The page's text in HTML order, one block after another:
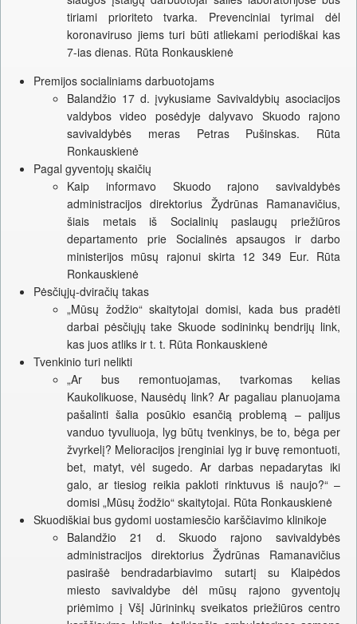
tiriami prioriteto tvarka. Prevenciniai tyrimai dėl
koronaviruso jiems turi būti atliekami periodiškai kas
7-ias dienas. Rūta Ronkauskienė
Premijos socialiniams darbuotojams
Balandžio 17 d. įvykusiame Savivaldybių asociacijos
valdybos video posėdyje dalyvavo Skuodo rajono
savivaldybės meras Petras Pušinskas. Rūta
Ronkauskienė
Pagal gyventojų skaičių
Kaip informavo Skuodo rajono savivaldybės
administracijos direktorius Žydrūnas Ramanavičius,
šiais metais iš Socialinių paslaugų priežiūros
departamento prie Socialinės apsaugos ir darbo
ministerijos mūsų rajonui skirta 12 349 Eur. Rūta
Ronkauskienė
Pėsčiųjų-dviračių takas
„Mūsų žodžio“ skaitytojai domisi, kada bus pradėti
darbai pėsčiųjų take Skuode sodininkų bendrijų link,
kas juos atliks ir t. t. Rūta Ronkauskienė
Tvenkinio turi nelikti
„Ar bus remontuojamas, tvarkomas kelias
Kaukolikuose, Nausėdų link? Ar pagaliau planuojama
pašalinti šalia posūkio esančią problemą – palijus
vanduo tyvuliuoja, lyg būtų tvenkinys, be to, bėga per
žvyrkelį? Melioracijos įrenginiai lyg ir buvę remontuoti,
bet, matyt, vėl sugedo. Ar darbas nepadarytas iki
galo, ar tiesiog reikia pakloti rinktuvus iš naujo?“ –
domisi „Mūsų žodžio“ skaitytojai. Rūta Ronkauskienė
Skuodiškiai bus gydomi uostamiesčio karščiavimo klinikoje
Balandžio 21 d. Skuodo rajono savivaldybės
administracijos direktorius Žydrūnas Ramanavičius
pasirašė bendradarbiavimo sutartį su Klaipėdos
miesto savivaldybe dėl mūsų rajono gyventojų
priėmimo į VšĮ Jūrininkų sveikatos priežiūros centro